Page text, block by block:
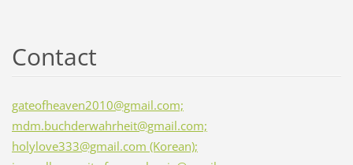
Contact
gateofheaven2010@gmail.com;
mdm.buchderwahrheit@gmail.com;
holylove333@gmail.com (Korean);